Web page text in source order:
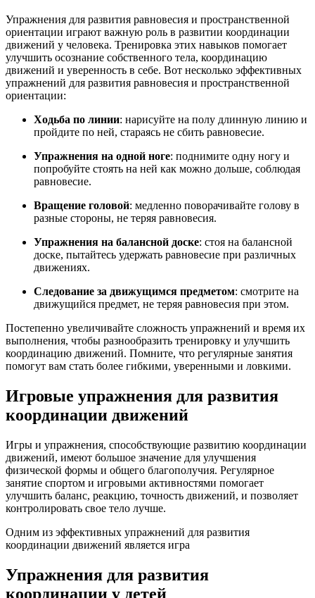
Упражнения для развития равновесия и пространственной
ориентации играют важную роль в развитии координации
движений у человека. Тренировка этих навыков помогает
улучшить осознание собственного тела, координацию
движений и уверенность в себе. Вот несколько эффективных
упражнений для развития равновесия и пространственной
ориентации:
Ходьба по линии: нарисуйте на полу длинную линию и
пройдите по ней, стараясь не сбить равновесие.
Упражнения на одной ноге: поднимите одну ногу и
попробуйте стоять на ней как можно дольше, соблюдая
равновесие.
Вращение головой: медленно поворачивайте голову в
разные стороны, не теряя равновесия.
Упражнения на балансной доске: стоя на балансной
доске, пытайтесь удержать равновесие при различных
движениях.
Следование за движущимся предметом: смотрите на
движущийся предмет, не теряя равновесия при этом.
Постепенно увеличивайте сложность упражнений и время их
выполнения, чтобы разнообразить тренировку и улучшить
координацию движений. Помните, что регулярные занятия
помогут вам стать более гибкими, уверенными и ловкими.
Игровые упражнения для развития
координации движений
Игры и упражнения, способствующие развитию координации
движений, имеют большое значение для улучшения
физической формы и общего благополучия. Регулярное
занятие спортом и игровыми активностями помогает
улучшить баланс, реакцию, точность движений, и позволяет
контролировать свое тело лучше.
Одним из эффективных упражнений для развития
координации движений является игра
Упражнения для развития
координации у детей